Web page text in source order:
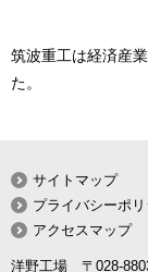
筑波重工は経済産
た。
サイトマップ
プライバシーポ
アクセスマップ
洋野工場 〒028-